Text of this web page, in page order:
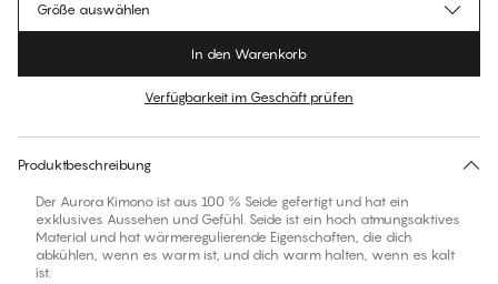
€139.95Regulärer Preis
Für diesen Artikel gibt es keine empfohlene Größe
Größe auswählen
In den Warenkorb
Verfügbarkeit im Geschäft prüfen
Produktbeschreibung
Der Aurora Kimono ist aus 100 % Seide gefertigt und hat ein
exklusives Aussehen und Gefühl. Seide ist ein hoch atmungsaktives
Material und hat wärmeregulierende Eigenschaften, die dich
abkühlen, wenn es warm ist, und dich warm halten, wenn es kalt
ist.